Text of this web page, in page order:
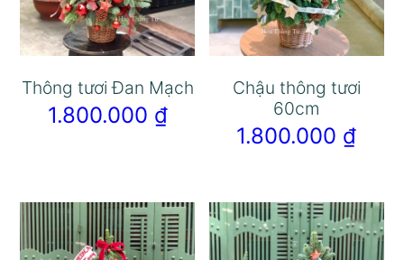
Thông tươi Đan Mạch
1.800.000 ₫
Chậu thông tươi
60cm
1.800.000 ₫